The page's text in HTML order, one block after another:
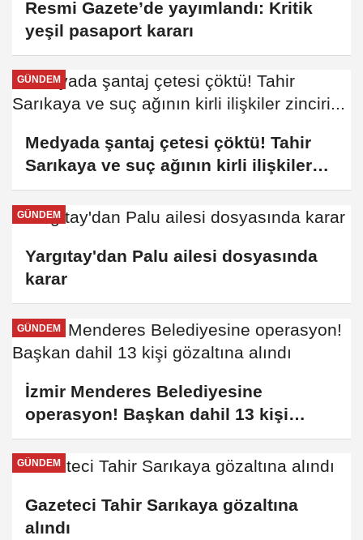
Resmi Gazete’de yayımlandı: Kritik
yeşil pasaport kararı
GÜNDEM
Medyada şantaj çetesi çöktü! Tahir
Sarıkaya ve suç ağının kirli ilişkiler
zinciri...
GÜNDEM
Yargıtay'dan Palu ailesi dosyasında
karar
GÜNDEM
İzmir Menderes Belediyesine
operasyon! Başkan dahil 13 kişi
gözaltına alındı
GÜNDEM
Gazeteci Tahir Sarıkaya gözaltına
alındı